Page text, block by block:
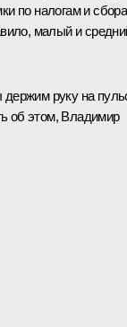
по налогам и
малый и
руку на
об этом, Владимир